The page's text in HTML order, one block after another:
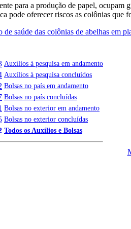
para a produção de papel,
pode oferecer riscos as colônias
saúde das colônias de abelhas em
Auxílios à pesquisa em andamento
Auxílios à pesquisa concluídos
Bolsas no país em andamento
Bolsas no país concluídas
Bolsas no exterior em andamento
Bolsas no exterior concluídas
Todos os Auxílios e Bolsas